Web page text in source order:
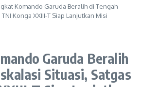
Komando Garuda Beralih di Tengah
Konga XXIII-T Siap Lanjutkan Misi
Garuda Beralih
Situasi, Satgas